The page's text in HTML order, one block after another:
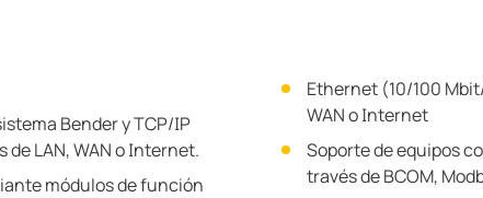
Bender y TCP/IP
LAN, WAN o Internet.
módulos de función
Ethernet (10/100
WAN o Internet
Soporte de equipos
través de BCOM,